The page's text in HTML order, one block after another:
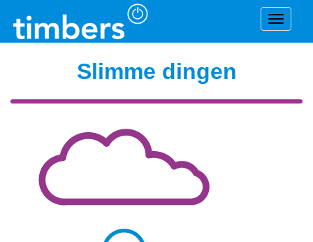
Slimme dingen